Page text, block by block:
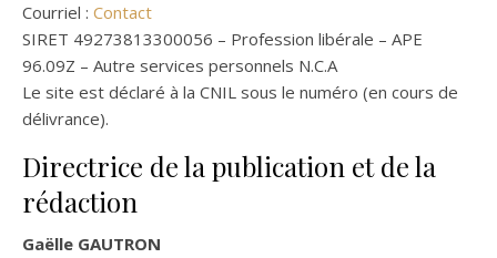
Courriel : Contact
SIRET 49273813300056 – Profession libérale – APE
96.09Z – Autre services personnels N.C.A
Le site est déclaré à la CNIL sous le numéro (en cours de
délivrance).
Directrice de la publication et de la
rédaction
Gaëlle GAUTRON